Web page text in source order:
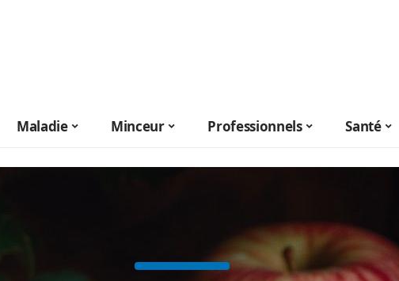
Maladie Minceur Professionnels Santé